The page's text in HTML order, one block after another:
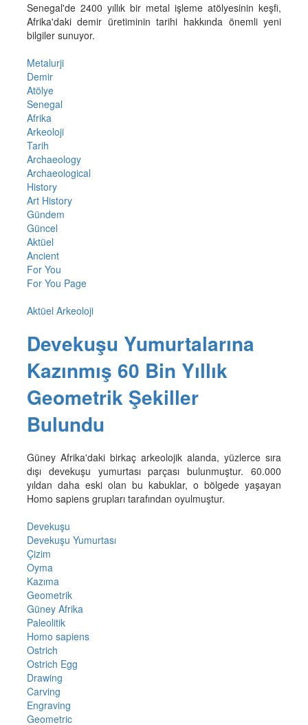
Senegal'de 2400 yıllık bir metal işleme atölyesinin keşfi,
Afrika'daki demir üretiminin tarihi hakkında önemli yeni
bilgiler sunuyor.
Metalurji
Demir
Atölye
Senegal
Afrika
Arkeoloji
Tarih
Archaeology
Archaeological
History
Art History
Gündem
Güncel
Aktüel
Ancient
For You
For You Page
Aktüel Arkeoloji
Devekuşu Yumurtalarına
Kazınmış 60 Bin Yıllık
Geometrik Şekiller
Bulundu
Güney Afrika'daki birkaç arkeolojik alanda, yüzlerce sıra
dışı devekuşu yumurtası parçası bulunmuştur. 60.000
yıldan daha eski olan bu kabuklar, o bölgede yaşayan
Homo sapiens grupları tarafından oyulmuştur.
Devekuşu
Devekuşu Yumurtası
Çizim
Oyma
Kazıma
Geometrik
Güney Afrika
Paleolitik
Homo sapiens
Ostrich
Ostrich Egg
Drawing
Carving
Engraving
Geometric